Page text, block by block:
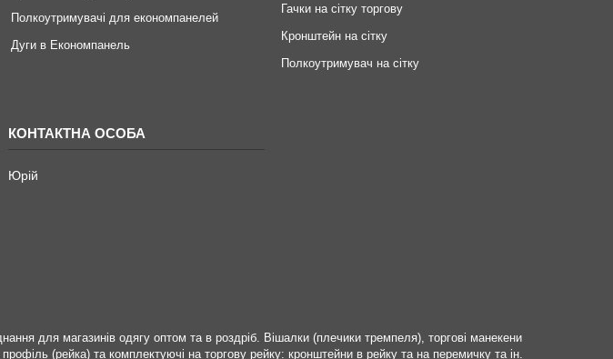
Полкоутримувачі для економпанелей
Дуги в Економпанель
Гачки на сітку торгову
Кронштейн на сітку
Полкоутримувач на сітку
Юрій
для магазинів одягу оптом та в роздріб. Вішалки (плечики тремпеля), торгові манекени
(рейка) та комплектуючі на торгову рейку: кронштейни в рейку та на перемичку та ін.